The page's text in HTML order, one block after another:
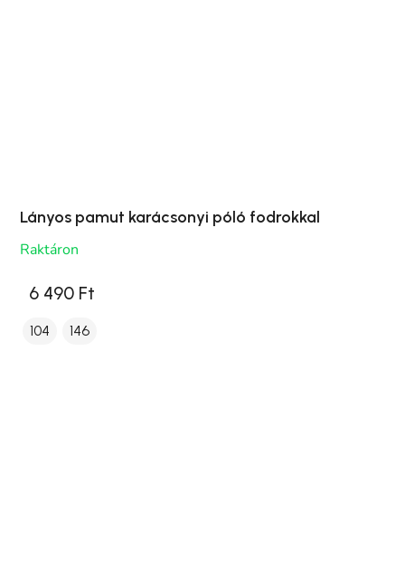
Lányos pamut karácsonyi póló fodrokkal
Raktáron
6 490 Ft
104 146